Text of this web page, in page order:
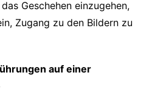
Geschehen einzugehen,
Zugang zu den Bildern zu
auf einer